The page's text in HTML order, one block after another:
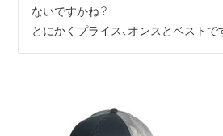
ないですかね？
とにかくプライス、オンスとベストで